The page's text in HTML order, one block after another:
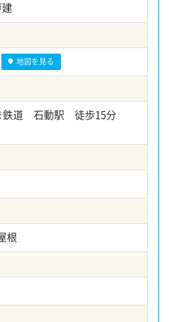
地図を見る
鉄道 石動駅 徒歩15分
根